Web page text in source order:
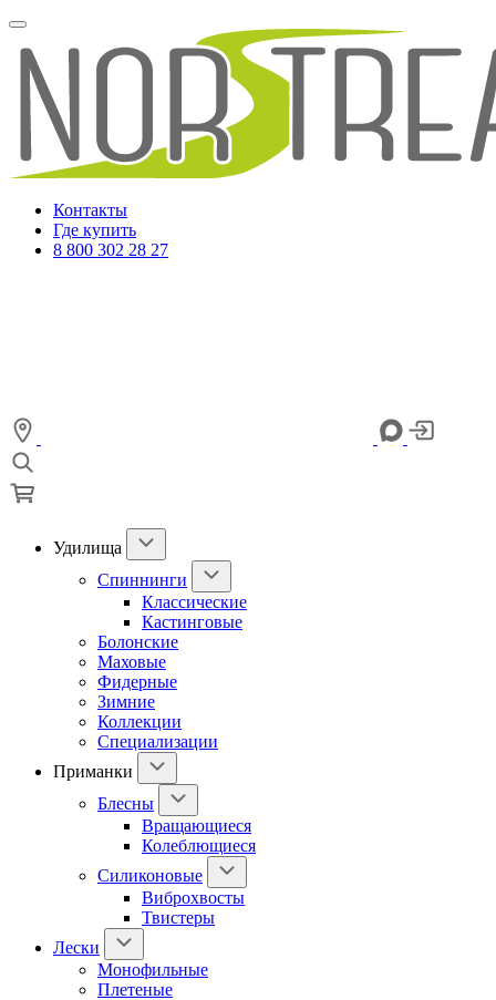
Контакты
Где купить
8 800 302 28 27
Удилища
Спиннинги
Классические
Кастинговые
Болонские
Маховые
Фидерные
Зимние
Коллекции
Специализации
Приманки
Блесны
Вращающиеся
Колеблющиеся
Силиконовые
Виброхвосты
Твистеры
Лески
Монофильные
Плетеные